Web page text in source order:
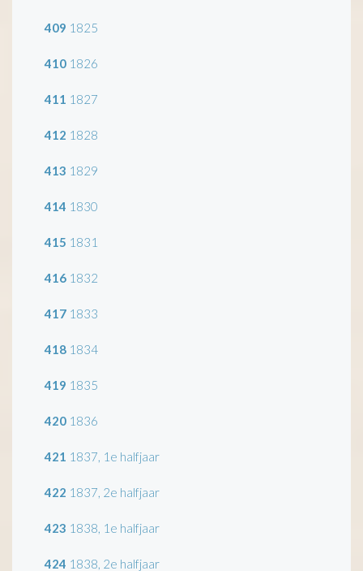
409 1825
410 1826
411 1827
412 1828
413 1829
414 1830
415 1831
416 1832
417 1833
418 1834
419 1835
420 1836
421 1837, 1e halfjaar
422 1837, 2e halfjaar
423 1838, 1e halfjaar
424 1838, 2e halfjaar